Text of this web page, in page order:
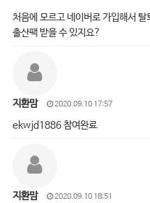
처음에 모르고 네이버로 가입해서
출산팩 받을 수 있지요?
지환맘 2020.09.10 17:57
ekwjd1886 참여완료
지환맘 2020.09.10 18:51